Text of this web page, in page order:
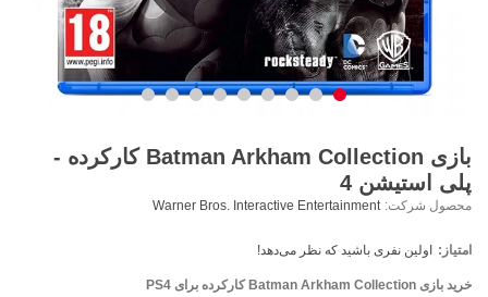
بازی Batman Arkham Collection کارکرده -
پلی استیشن 4
محصول شرکت: Warner Bros. Interactive Entertainment
امتیاز: اولین نفری باشید که نظر می‌دهد!
خرید بازی Batman Arkham Collection کارکرده برای PS4